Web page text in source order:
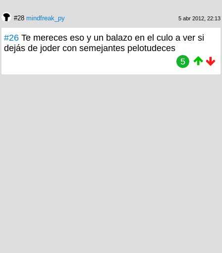
#28 mindfreak_py 5 abr 2012, 22:13
#26 Te mereces eso y un balazo en el culo a ver si
dejás de joder con semejantes pelotudeces
5